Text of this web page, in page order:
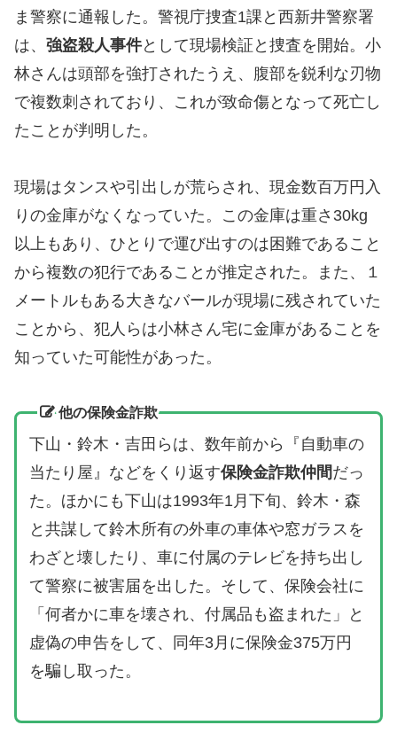
ま警察に通報した。警視庁捜査1課と西新井警察署
は、 強盗殺人事件として現場検証と捜査を開始。小
林さんは頭部を強打されたうえ、腹部を鋭利な刃物
で複数刺されており、これが致命傷となって死亡し
たことが判明した。
現場はタンスや引出しが荒らされ、現金数百万円入
りの金庫がなくなっていた。この金庫は重さ30kg
以上もあり、ひとりで運び出すのは困難であること
から複数の犯行であることが推定された。また、１
メートルもある大きなバールが現場に残されていた
ことから、犯人らは小林さん宅に金庫があることを
知っていた可能性があった。
他の保険金詐欺
下山・鈴木・吉田らは、数年前から『自動車の
当たり屋』などをくり返す保険金詐欺仲間だっ
た。ほかにも下山は1993年1月下旬、鈴木・森
と共謀して鈴木所有の外車の車体や窓ガラスを
わざと壊したり、車に付属のテレビを持ち出し
て警察に被害届を出した。そして、保険会社に
「何者かに車を壊され、付属品も盗まれた」と
虚偽の申告をして、同年3月に保険金375万円
を騙し取った。